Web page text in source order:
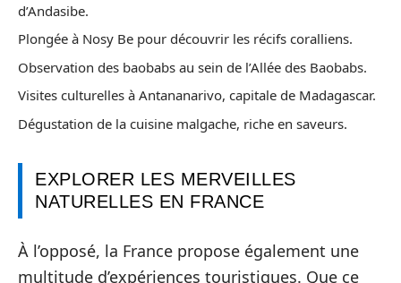
d’Andasibe.
Plongée à Nosy Be pour découvrir les récifs coralliens.
Observation des baobabs au sein de l’Allée des Baobabs.
Visites culturelles à Antananarivo, capitale de Madagascar.
Dégustation de la cuisine malgache, riche en saveurs.
EXPLORER LES MERVEILLES
NATURELLES EN FRANCE
À l’opposé, la France propose également une
multitude d’expériences touristiques. Que ce